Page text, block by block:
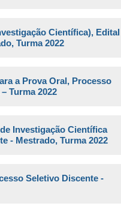
Científica), Edital
Turma 2022
a Prova Oral, Processo
Turma 2022
Investigação Científica
- Mestrado, Turma 2022
Seletivo Discente -